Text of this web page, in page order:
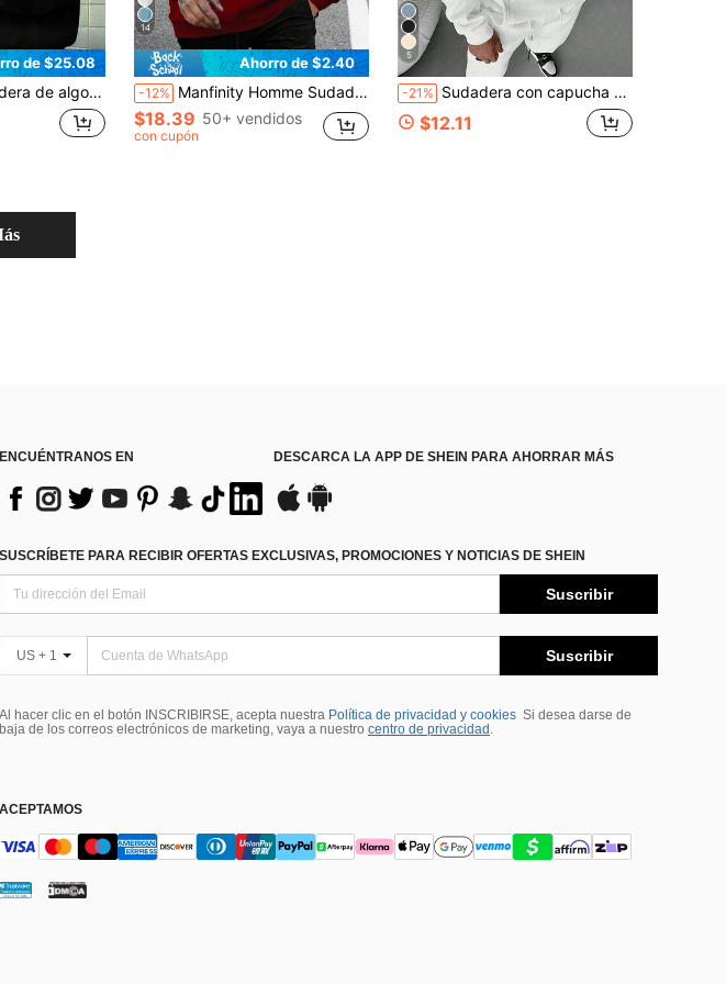
de $25.08
Brooklyn y Nueva York para hombre, ideal para paseos temáticos por la ciudad.
14
Ahorro de $2.40
-12% Manfinity Homme Sudadera con capucha de manga larga con estampado de letras para hombre, para el otoño
$18.39 50+ vendidos
con cupón
5
-21% Sudadera con capucha de felpa para hombre, estilo casual minimalista de otoño/invierno, con estampado de letras, bolsillo canguro y cordón ajustable
$12.11
ENCUÉNTRANOS EN DESCARCA LA APP DE SHEIN PARA AHORRAR MÁS
SUSCRÍBETE PARA RECIBIR OFERTAS EXCLUSIVAS, PROMOCIONES Y NOTICIAS DE SHEIN
Suscribir
US + 1 Suscribir
Al hacer clic en el botón INSCRIBIRSE, acepta nuestra Política de privacidad y cookies Si desea darse de
baja de los correos electrónicos de marketing, vaya a nuestro centro de privacidad .
ACEPTAMOS